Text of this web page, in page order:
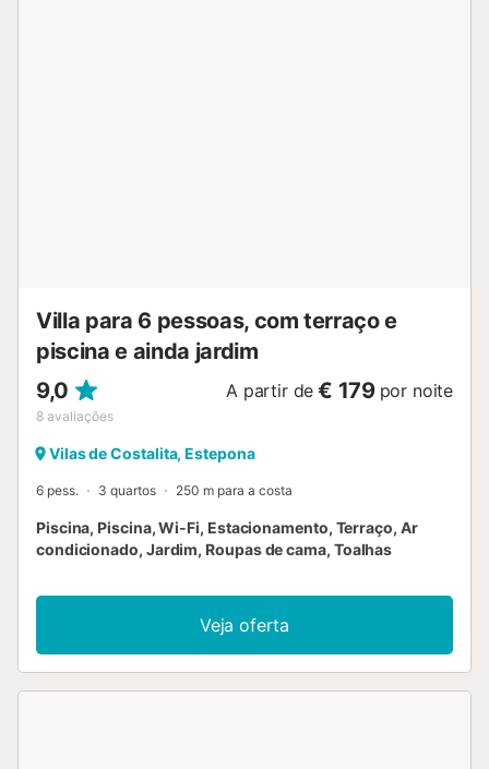
Villa para 6 pessoas, com terraço e
piscina e ainda jardim
9,0
8 avaliações
A partir de € 179 por noite
Vilas de Costalita, Estepona
6 pess. 3 quartos 250 m para a costa
Piscina, Piscina, Wi-Fi, Estacionamento, Terraço, Ar
condicionado, Jardim, Roupas de cama, Toalhas
Veja oferta